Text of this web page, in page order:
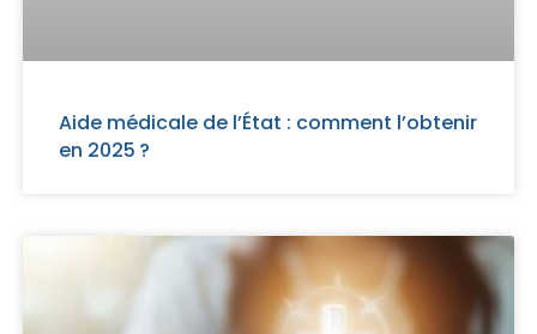
Aide médicale de l’État : comment l’obtenir
en 2025 ?